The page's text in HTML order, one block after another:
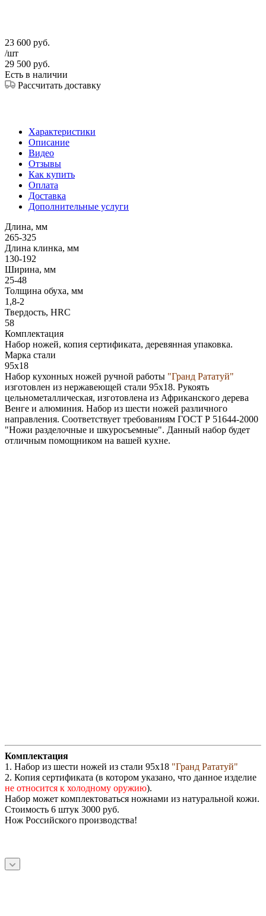
23 600 руб.
/шт
29 500 руб.
Есть в наличии
Рассчитать доставку
Характеристики
Описание
Видео
Отзывы
Как купить
Оплата
Доставка
Дополнительные услуги
Длина, мм
265-325
Длина клинка, мм
130-192
Ширина, мм
25-48
Толщина обуха, мм
1,8-2
Твердость, HRC
58
Комплектация
Набор ножей, копия сертификата, деревянная упаковка.
Марка стали
95х18
Набор кухонных ножей ручной работы "Гранд Рататуй"
изготовлен из нержавеющей стали 95х18. Рукоять
цельнометаллическая, изготовлена из Африканского дерева
Венге и алюминия. Набор из шести ножей различного
направления. Соответствует требованиям ГОСТ Р 51644-2000
"Ножи разделочные и шкуросъемные". Данный набор будет
отличным помощником на вашей кухне.
Комплектация
1. Набор из шести ножей из стали 95х18 "Гранд Рататуй"
2. Копия сертификата (в котором указано, что данное изделие
не относится к холодному оружию).
Набор может комплектоваться ножнами из натуральной кожи.
Стоимость 6 штук 3000 руб.
Нож Российского производства!